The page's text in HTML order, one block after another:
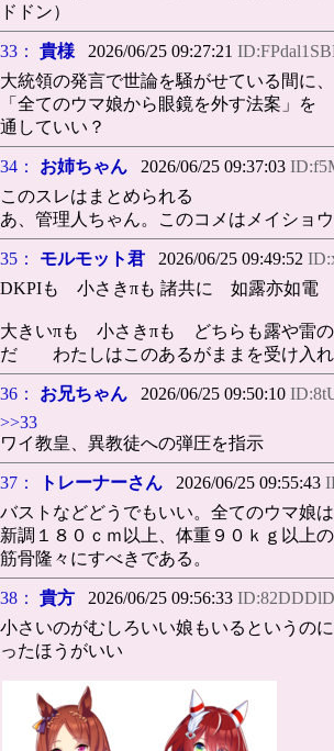
ドドン）
33： 貴様 2026/06/25 09:27:21
大統領の発言で世論を騒がせている間に、
「全てのウマ娘から眼鏡を外す法案」を
通していい？
34： お姉ちゃん 2026/06/25 09:37:03
このスレはまとめられる
あ、管理人ちゃん。このコメはメイショ
35： モルモット君 2026/06/25 09:49:52
DKPIも 小さきπも 諸共に 如露亦如電
大きいπも 小さきπも どちらも露や雷の
だ わたしはこのあるがままを受け入れ
36： お兄ちゃん 2026/06/25 09:50:10
>>33
ワイ教皇、異教徒への弾圧を指示
37： トレーナーさん 2026/06/25 09:55:43
バストなどどうでもいい。全てのウマ娘は
新調１８０ｃｍ以上、体重９０ｋｇ以上の
筋骨隆々にすべきである。
38： 貴方 2026/06/25 09:56:33
小さいのがむしろいい娘もいるというの
ったほうがいい